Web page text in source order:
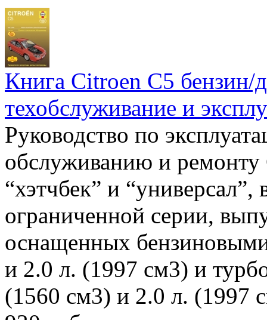
Книга Citroen C5 бензин/
техобслуживание и
Руководство по
обслуживанию и ремонту
“хэтчбек” и
ограниченной серии,
оснащенных
и 2.0 л. (1997 см3) и
(1560 см3) и 2.0 л. (1997